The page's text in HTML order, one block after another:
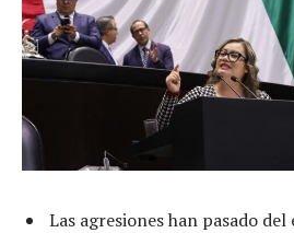
Las agresiones han pasado